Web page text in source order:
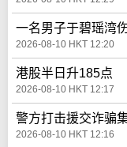
一名男子于碧瑶湾
2026-08-10 HKT 12:20
港股半日升185点
2026-08-10 HKT 12:17
警方打击援交诈骗
2026-08-10 HKT 12:16